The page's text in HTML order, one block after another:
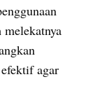
agar